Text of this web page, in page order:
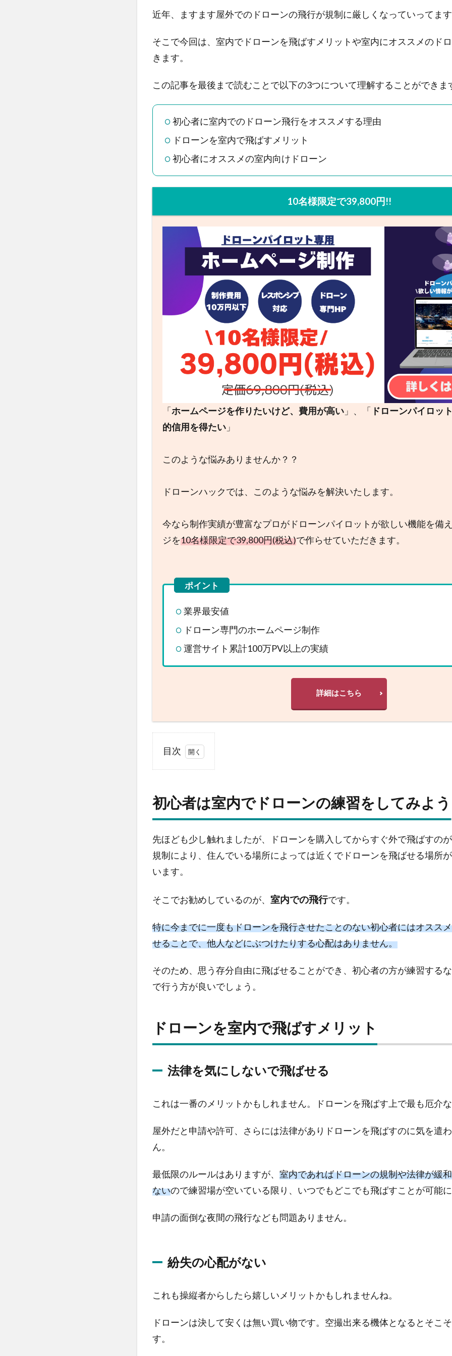
近年、ますます屋外でのドローンの飛行が規制に厳しくなっていってます
そこで今回は、室内でドローンを飛ばすメリットや室内にオススメのド
きます。
この記事を最後まで読むことで以下の3つについて理解することができま
初心者に室内でのドローン飛行をオススメする理由
ドローンを室内で飛ばすメリット
初心者にオススメの室内向けドローン
10名様限定で39,800円!!
「 ホームページを作りたいけど、費用が高い 」、「 ドローンパイロッ
的信用を得たい 」
このような悩みありませんか？？
ドローンハックでは、このような悩みを解決いたします。
今なら制作実績が豊富なプロがドローンパイロットが欲しい機能を備
ジを10名様限定で39,800円(税込)で作らせていただきます。
業界最安値
ドローン専門のホームページ制作
運営サイト累計100万PV以上の実績
詳細はこちら
目次
者
内
で
ド
ロ
ン
の
習
を
み
よ
ド
ロ
ン
を
内
飛
ば
す
リ
ト
2.1
ない
る
紛失
初心者は室内でドローンの練習をしてみよう
先ほども少し触れましたが、ドローンを購入してからすぐ外で飛ばすのが
規制により、住んでいる場所によっては近くでドローンを飛ばせる場所
います。
そこでお勧めしているのが、 室内での飛行です。
特に今までに一度もドローンを飛行させたことのない初心者にはオスス
せることで、他人などにぶつけたりする心配はありません。
そのため、思う存分自由に飛ばせることができ、初心者の方が練習する
で行う方が良いでしょう。
ドローンを室内で飛ばすメリット
法律を気にしないで飛ばせる
これは一番のメリットかもしれません。ドローンを飛ばす上で最も厄介な
屋外だと申請や許可、さらには法律がありドローンを飛ばすのに気を遣
ん。
最低限のルールはありますが、 室内であればドローンの規制や法律が緩
ないので練習場が空いている限り、いつでもどこでも飛ばすことが可能に
申請の面倒な夜間の飛行なども問題ありません。
紛失の心配がない
これも操縦者からしたら嬉しいメリットかもしれませんね。
ドローンは決して安くは無い買い物です。空撮出来る機体となるとそこ
す。